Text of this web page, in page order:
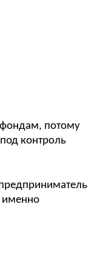
фондам, потому
контроль
именно